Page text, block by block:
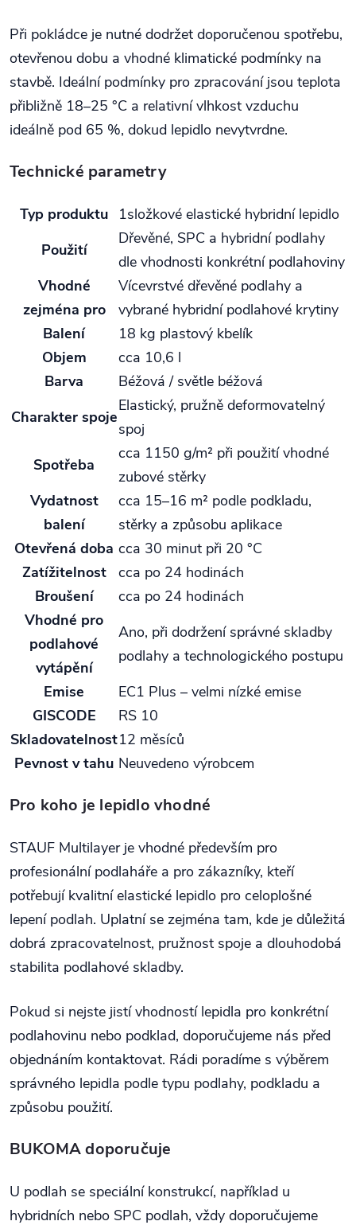
Při pokládce je nutné dodržet doporučenou spotřebu,
otevřenou dobu a vhodné klimatické podmínky na
stavbě. Ideální podmínky pro zpracování jsou teplota
přibližně 18–25 °C a relativní vlhkost vzduchu
ideálně pod 65 %, dokud lepidlo nevytvrdne.
Technické parametry
Typ produktu
1složkové elastické hybridní lepidlo
Použití
Dřevěné, SPC a hybridní podlahy
dle vhodnosti konkrétní podlahoviny
Vhodné
zejména pro
Vícevrstvé dřevěné podlahy a
vybrané hybridní podlahové krytiny
Balení
18 kg plastový kbelík
Objem
cca 10,6 l
Barva
Béžová / světle béžová
Charakter spoje
Elastický, pružně deformovatelný
spoj
Spotřeba
cca 1150 g/m² při použití vhodné
zubové stěrky
Vydatnost
balení
cca 15–16 m² podle podkladu,
stěrky a způsobu aplikace
Otevřená doba cca 30 minut při 20 °C
Zatížitelnost
cca po 24 hodinách
Broušení
cca po 24 hodinách
Vhodné pro
podlahové
vytápění
Ano, při dodržení správné skladby
podlahy a technologického postupu
Emise
EC1 Plus – velmi nízké emise
GISCODE
RS 10
Skladovatelnost12 měsíců
Pevnost v tahu Neuvedeno výrobcem
Pro koho je lepidlo vhodné
STAUF Multilayer je vhodné především pro
profesionální podlaháře a pro zákazníky, kteří
potřebují kvalitní elastické lepidlo pro celoplošné
lepení podlah. Uplatní se zejména tam, kde je důležitá
dobrá zpracovatelnost, pružnost spoje a dlouhodobá
stabilita podlahové skladby.
Pokud si nejste jistí vhodností lepidla pro konkrétní
podlahovinu nebo podklad, doporučujeme nás před
objednáním kontaktovat. Rádi poradíme s výběrem
správného lepidla podle typu podlahy, podkladu a
způsobu použití.
BUKOMA doporučuje
U podlah se speciální konstrukcí, například u
hybridních nebo SPC podlah, vždy doporučujeme